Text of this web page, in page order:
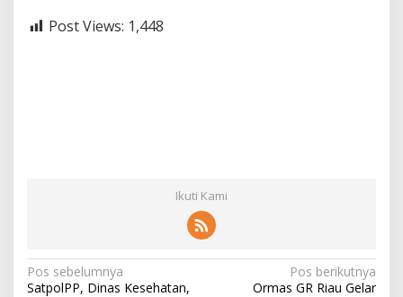
Post Views: 1,448
Ikuti Kami
N
Pos sebelumnya
SatpolPP, Dinas Kesehatan,
Pos berikutnya
Ormas GR Riau Gelar